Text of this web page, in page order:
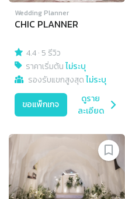
Wedding Planner
CHIC PLANNER
4.4· 5 รีวิว
ราคาเริ่มต้นไม่ระบุ
รองรับแขกสูงสุดไม่ระบุ
ขอแพ็กเกจ
ดูราย
ละเอียด